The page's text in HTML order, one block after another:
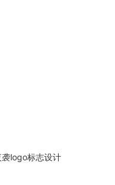
袭logo标志设计